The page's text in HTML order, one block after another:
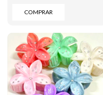
COMPRAR